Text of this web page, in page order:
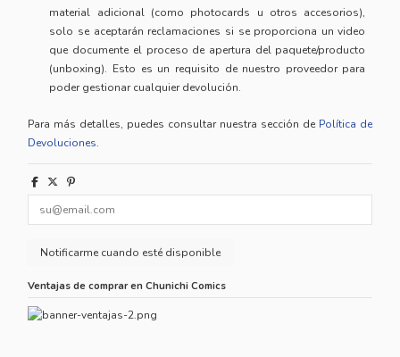
material adicional (como photocards u otros accesorios),
solo se aceptarán reclamaciones si se proporciona un video
que documente el proceso de apertura del paquete/producto
(unboxing). Esto es un requisito de nuestro proveedor para
poder gestionar cualquier devolución.
Para más detalles, puedes consultar nuestra sección de Política de
Devoluciones.
Ventajas de comprar en Chunichi Comics